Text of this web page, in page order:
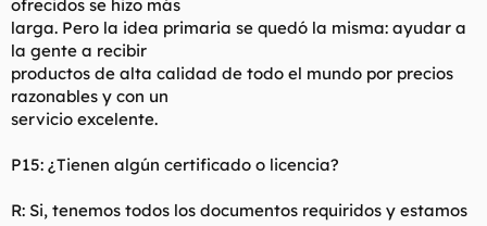
ofrecidos se hizo más
larga. Pero la idea primaria se quedó la misma: ayudar a
la gente a recibir
productos de alta calidad de todo el mundo por precios
razonables y con un
servicio excelente.
P15: ¿Tienen algún certificado o licencia?
R: Si, tenemos todos los documentos requiridos y estamos